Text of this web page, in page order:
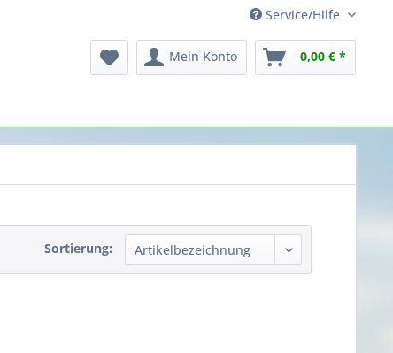
Service/Hilfe
Mein Konto 0,00 € *
Sortierung: